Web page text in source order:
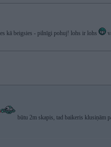
kā beigsies - pilnīgi pohuj! lohs ir lohs
būtu 2m skapis, tad baikeris klusiņām